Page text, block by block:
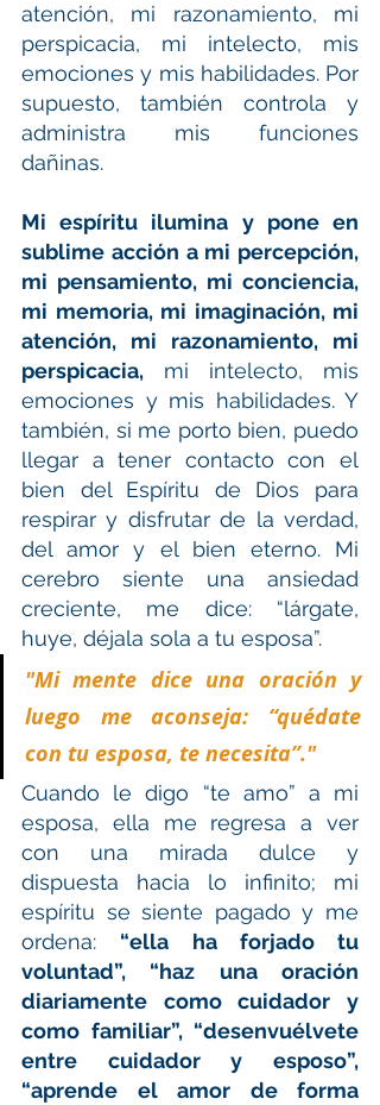
atención, mi razonamiento, mi
perspicacia, mi intelecto, mis
emociones y mis habilidades. Por
supuesto, también controla y
administra mis funciones
dañinas.
Mi espíritu ilumina y pone en
sublime acción a mi percepción,
mi pensamiento, mi conciencia,
mi memoria, mi imaginación, mi
atención, mi razonamiento, mi
perspicacia, mi intelecto, mis
emociones y mis habilidades. Y
también, si me porto bien, puedo
llegar a tener contacto con el
bien del Espíritu de Dios para
respirar y disfrutar de la verdad,
del amor y el bien eterno. Mi
cerebro siente una ansiedad
creciente, me dice: “lárgate,
huye, déjala sola a tu esposa”.
"Mi mente dice una oración y
luego me aconseja: “quédate
con tu esposa, te necesita”."
Cuando le digo “te amo” a mi
esposa, ella me regresa a ver
con una mirada dulce y
dispuesta hacia lo infinito; mi
espíritu se siente pagado y me
ordena: “ella ha forjado tu
voluntad”, “haz una oración
diariamente como cuidador y
como familiar”, “desenvuélvete
entre cuidador y esposo”,
“aprende el amor de forma